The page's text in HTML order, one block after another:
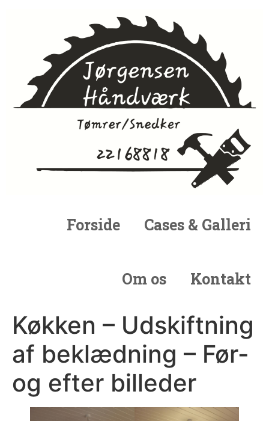
Forside Cases & Galleri
Om os Kontakt
Køkken – Udskiftning
af beklædning – Før-
og efter billeder